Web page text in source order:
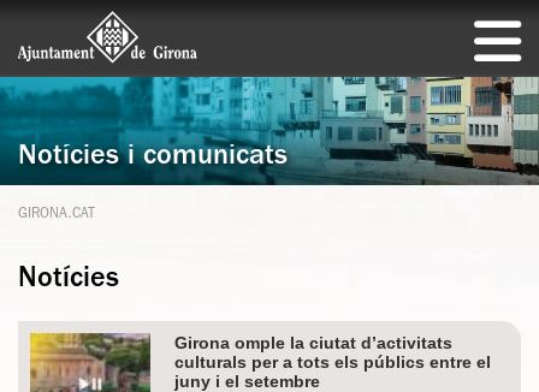
Notícies i comunicats
GIRONA.CAT
Notícies
Girona omple la ciutat d’activitats
culturals per a tots els públics entre el
juny i el setembre